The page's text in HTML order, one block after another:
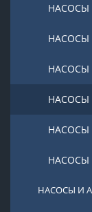
НАСОСЫ
НАСОСЫ
НАСОСЫ
НАСОСЫ
НАСОСЫ
НАСОСЫ
НАСОСЫ И